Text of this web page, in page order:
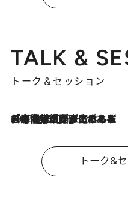
TALK &
トーク＆セッション
2026.8.3
「今後値上げがあるとすれば…」「リスクがあるのは今年の冬」エネルギー専門家が語る、ホルムズ海峡封鎖が家庭にもたらす“ある心配”
トーク&